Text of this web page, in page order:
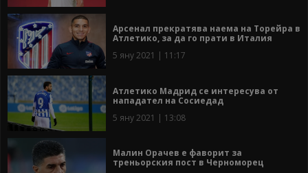
Арсенал прекратява наема на Торейра в
Атлетико, за да го прати в Италия
5 яну 2021 | 11:17
Атлетико Мадрид се интересува от
нападател на Сосиедад
5 яну 2021 | 13:08
Малин Орачев e фаворит за
треньорския пост в Черноморец